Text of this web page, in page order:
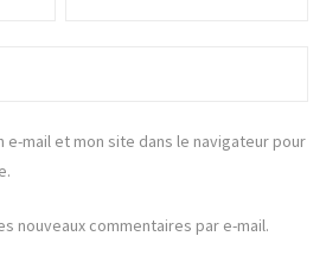
e-mail et mon site dans le navigateur pour
nouveaux commentaires par e-mail.